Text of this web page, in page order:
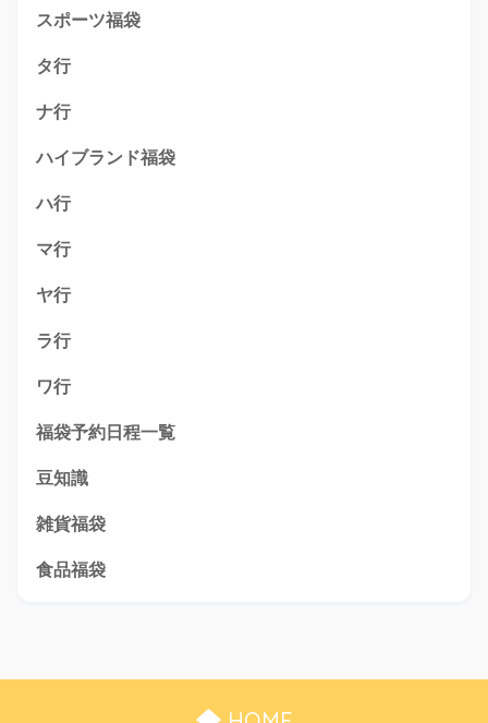
スポーツ福袋
タ行
ナ行
ハイブランド福袋
ハ行
マ行
ヤ行
ラ行
ワ行
福袋予約日程一覧
豆知識
雑貨福袋
食品福袋